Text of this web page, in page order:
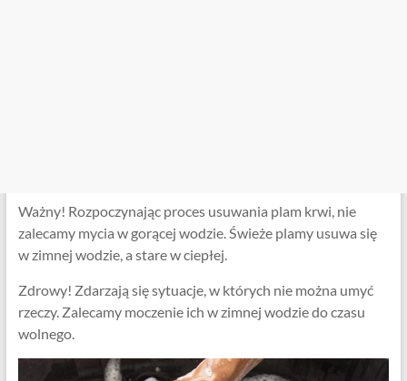
Ważny! Rozpoczynając proces usuwania plam krwi, nie
zalecamy mycia w gorącej wodzie. Świeże plamy usuwa się
w zimnej wodzie, a stare w ciepłej.
Zdrowy! Zdarzają się sytuacje, w których nie można umyć
rzeczy. Zalecamy moczenie ich w zimnej wodzie do czasu
wolnego.